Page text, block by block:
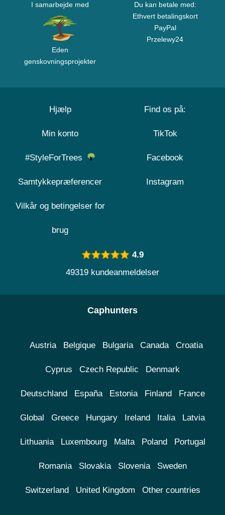
I samarbejde med
Eden
genskovningsprojekter
Du kan betale med:
Ethvert betalingskort
PayPal
Przelewy24
Hjælp
Min konto
#StyleForTrees
Samtykkepræferencer
Vilkår og betingelser for
brug
Find os på:
TikTok
Facebook
Instagram
4.9
49319 kundeanmeldelser
Caphunters
Austria Belgique Bulgaria Canada Croatia
Cyprus Czech Republic Denmark
Deutschland España Estonia Finland France
Global Greece Hungary Ireland Italia Latvia
Lithuania Luxembourg Malta Poland Portugal
Romania Slovakia Slovenia Sweden
Switzerland United Kingdom Other countries